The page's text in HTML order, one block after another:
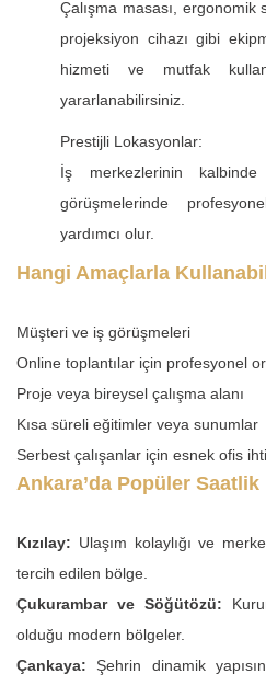
Çalışma masası, ergonomik
projeksiyon cihazı gibi
hizmeti ve mutfak
yararlanabilirsiniz.
Prestijli Lokasyonlar:
İş merkezlerinin
görüşmelerinde
yardımcı olur.
Hangi Amaçlarla
Müşteri ve iş görüşmeleri
Online toplantılar için profesyonel
Proje veya bireysel çalışma alanı
Kısa süreli eğitimler veya sunumlar
Serbest çalışanlar için esnek ofis
Ankara’da Popüler
Kızılay: Ulaşım kolaylığı ve
tercih edilen bölge.
Çukurambar ve Söğütözü:
olduğu modern bölgeler.
Çankaya: Şehrin dinamik